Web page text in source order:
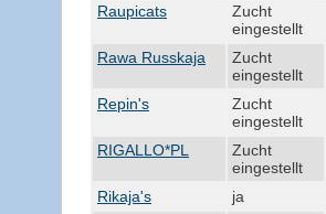
Raupicats
Zucht
eingestellt
Rawa Russkaja
Zucht
eingestellt
Repin's
Zucht
eingestellt
RIGALLO*PL
Zucht
eingestellt
Rikaja's
ja